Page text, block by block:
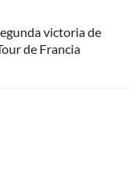
victoria de
de Francia